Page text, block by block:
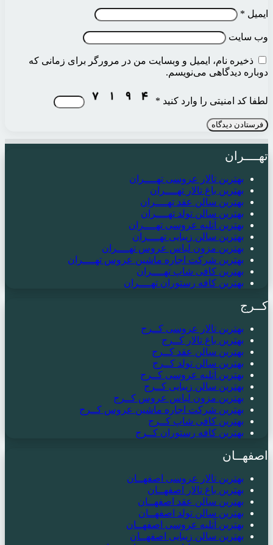
ایمیل *
وب‌ سایت
ذخیره نام، ایمیل و وبسایت من در مرورگر برای زمانی که
دوباره دیدگاهی می‌نویسم.
لطفا کد امنیتی را وارد کنید *
تهــــران
بهترین تالار عروسی تهــــران
بهترین باغ تالار تهــــران
بهترین سالن عقد تهــــران
بهترین سالن تولد تهــــران
بهترین آتلیه عروسی تهــــران
بهترین سالن زیبایی تهــــران
بهترین مزون لباس عروس تهــــران
بهترین شرکت اجاره ماشین عروس تهــــران
بهترین کافی شاپ تهــــران
بهترین کافه رستوران تهــــران
کــرج
بهترین تالار عروسی کــرج
بهترین باغ تالار کــرج
بهترین سالن عقد کــرج
بهترین سالن تولد کــرج
بهترین آتلیه عروسی کــرج
بهترین سالن زیبایی کــرج
بهترین مزون لباس عروس کــرج
بهترین شرکت اجاره ماشین عروس کــرج
بهترین کافی شاپ کــرج
بهترین کافه رستوران کــرج
اصفهــان
بهترین تالار عروسی اصفهــان
بهترین باغ تالار اصفهــان
بهترین سالن عقد اصفهــان
بهترین سالن تولد اصفهــان
بهترین آتلیه عروسی اصفهــان
بهترین سالن زیبایی اصفهــان